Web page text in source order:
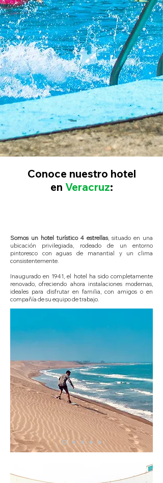
Conoce nuestro hotel
en Veracruz:
Somos un hotel turístico 4 estrellas, situado en una
ubicación privilegiada, rodeado de un entorno
pintoresco con aguas de manantial y un clima
consistentemente.
Inaugurado en 1941, el hotel ha sido completamente
renovado, ofreciendo ahora instalaciones modernas,
ideales para disfrutar en familia, con amigos o en
compañía de su equipo de trabajo.